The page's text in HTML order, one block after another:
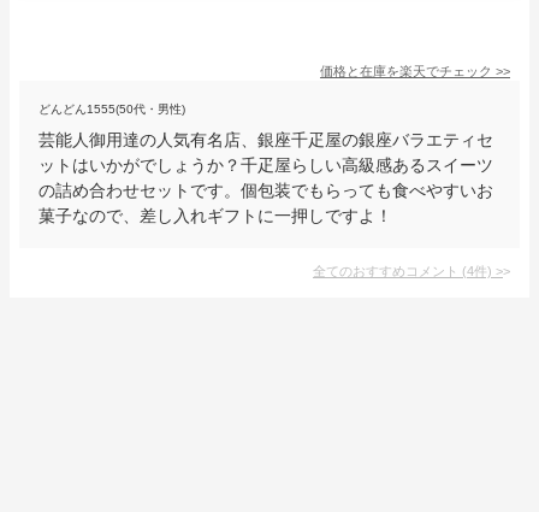
価格と在庫を楽天でチェック >>
どんどん1555(50代・男性)
芸能人御用達の人気有名店、銀座千疋屋の銀座バラエティセ
ットはいかがでしょうか？千疋屋らしい高級感あるスイーツ
の詰め合わせセットです。個包装でもらっても食べやすいお
菓子なので、差し入れギフトに一押しですよ！
全てのおすすめコメント (4件) >